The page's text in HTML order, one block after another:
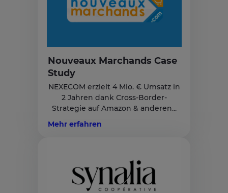
Nouveaux Marchands Case
Study
NEXECOM erzielt 4 Mio. € Umsatz in
2 Jahren dank Cross-Border-
Strategie auf Amazon & anderen...
Mehr erfahren